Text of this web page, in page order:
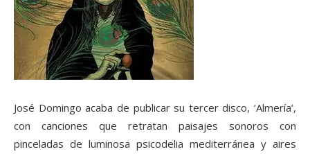
José Domingo acaba de publicar su tercer disco, ‘Almería’,
con canciones que retratan paisajes sonoros con
pinceladas de luminosa psicodelia mediterránea y aires